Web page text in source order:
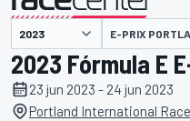
presentado por E-PRIX
2023 Fórmula E
23 jun 2023 - 24 jun 2023
Portland International